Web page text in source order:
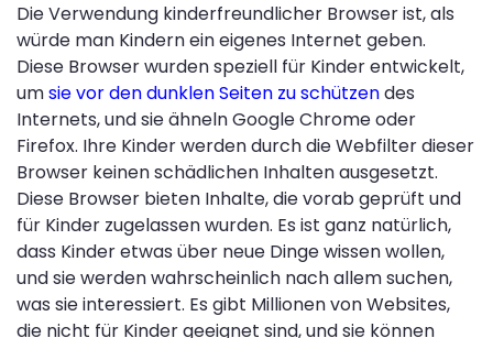
Die Verwendung kinderfreundlicher Browser ist, als
würde man Kindern ein eigenes Internet geben.
Diese Browser wurden speziell für Kinder entwickelt,
umsie vor den dunklen Seiten zu schützendes
Internets, und sie ähneln Google Chrome oder
Firefox. Ihre Kinder werden durch die Webfilter dieser
Browser keinen schädlichen Inhalten ausgesetzt.
Diese Browser bieten Inhalte, die vorab geprüft und
für Kinder zugelassen wurden. Es ist ganz natürlich,
dass Kinder etwas über neue Dinge wissen wollen,
und sie werden wahrscheinlich nach allem suchen,
was sie interessiert. Es gibt Millionen von Websites,
die nicht für Kinder geeignet sind, und sie können